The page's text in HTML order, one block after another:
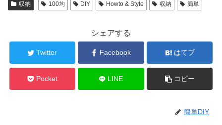
収納 100均 DIY Howto & Style 収納 簡単
シェアする
Twitter Facebook はてブ
Pocket LINE コピー
簡単DIY